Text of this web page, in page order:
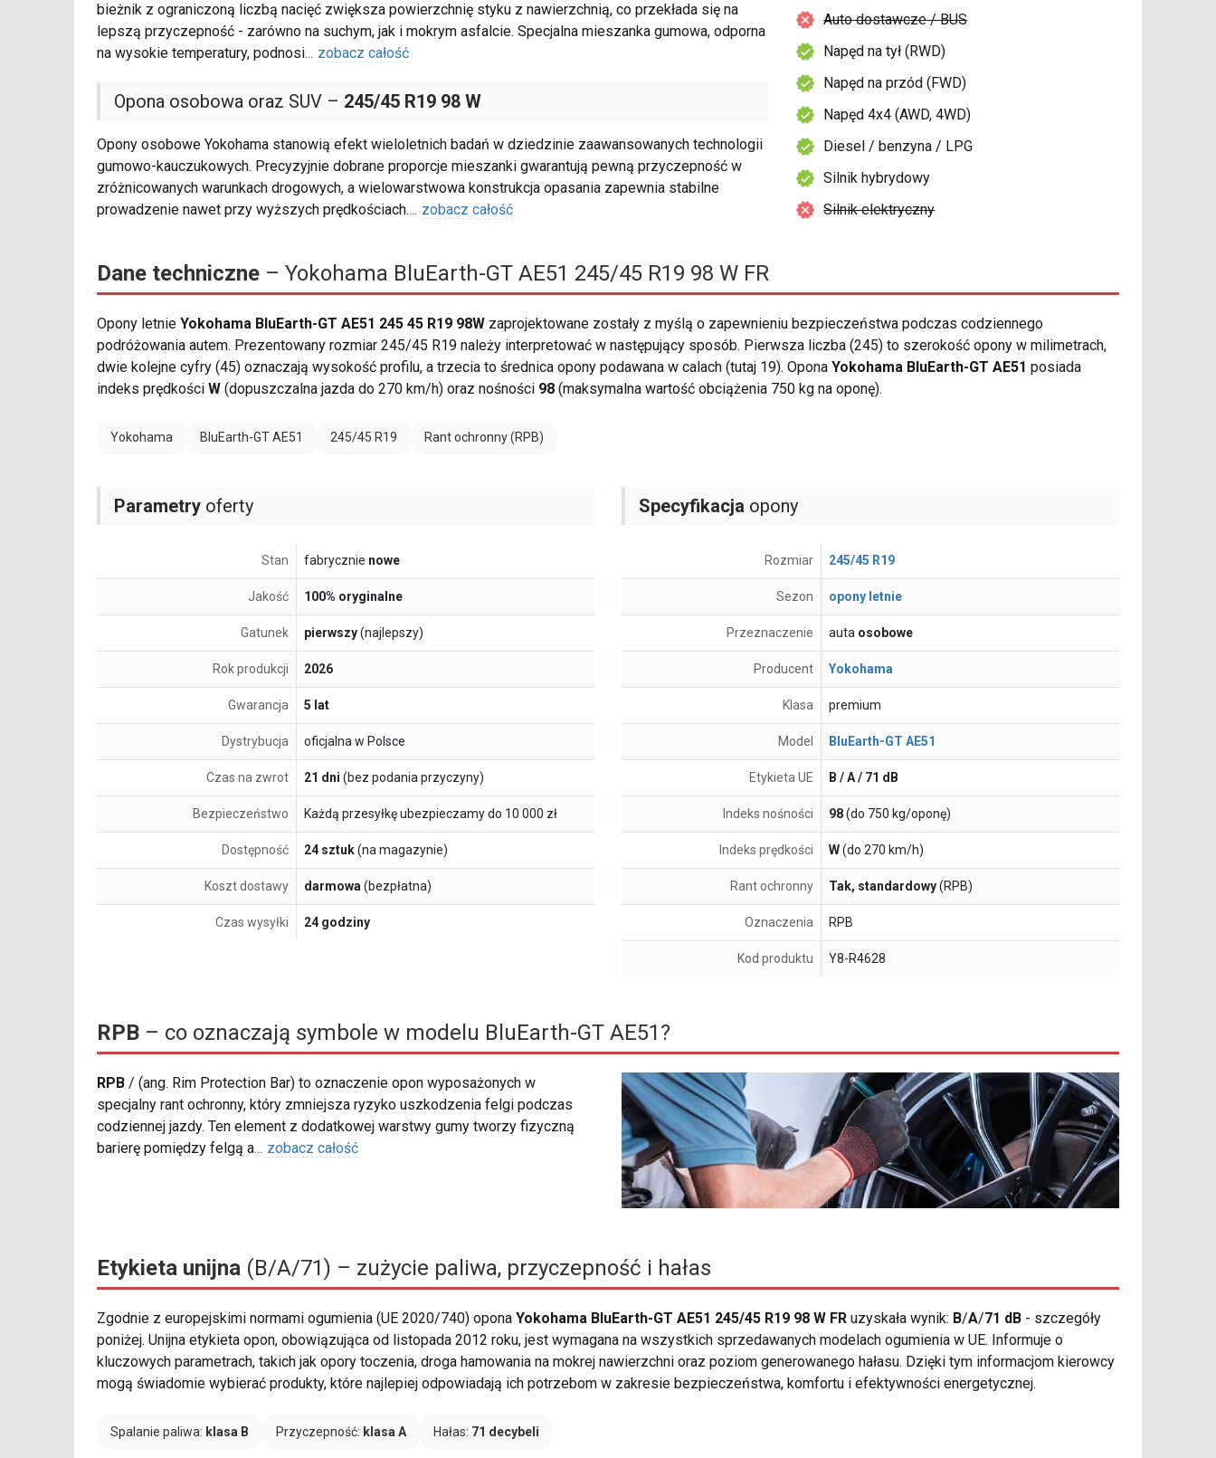
bieżnik z ograniczoną liczbą nacięć zwiększa powierzchnię styku z nawierzchnią, co przekłada się na
lepszą przyczepność - zarówno na suchym, jak i mokrym asfalcie. Specjalna mieszanka gumowa, odporna
na wysokie temperatury, podnosi... zobacz całość
Opona osobowa oraz SUV – 245/45 R19 98 W
Opony osobowe Yokohama stanowią efekt wieloletnich badań w dziedzinie zaawansowanych technologii
gumowo-kauczukowych. Precyzyjnie dobrane proporcje mieszanki gwarantują pewną przyczepność w
zróżnicowanych warunkach drogowych, a wielowarstwowa konstrukcja opasania zapewnia stabilne
prowadzenie nawet przy wyższych prędkościach.... zobacz całość
Auto dostawcze / BUS
Napęd na tył (RWD)
Napęd na przód (FWD)
Napęd 4x4 (AWD, 4WD)
Diesel / benzyna / LPG
Silnik hybrydowy
Silnik elektryczny
Dane techniczne – Yokohama BluEarth-GT AE51 245/45 R19 98 W FR
Opony letnie Yokohama BluEarth-GT AE51 245 45 R19 98W zaprojektowane zostały z myślą o zapewnieniu bezpieczeństwa podczas codziennego
podróżowania autem. Prezentowany rozmiar 245/45 R19 należy interpretować w następujący sposób. Pierwsza liczba (245) to szerokość opony w milimetrach,
dwie kolejne cyfry (45) oznaczają wysokość profilu, a trzecia to średnica opony podawana w calach (tutaj 19). Opona Yokohama BluEarth-GT AE51 posiada
indeks prędkości W (dopuszczalna jazda do 270 km/h) oraz nośności 98 (maksymalna wartość obciążenia 750 kg na oponę).
Yokohama BluEarth-GT AE51 245/45 R19 Rant ochronny (RPB)
Parametry oferty
Stan fabrycznie nowe
Jakość 100% oryginalne
Gatunek pierwszy(najlepszy)
Rok produkcji 2026
Gwarancja 5 lat
Dystrybucja oficjalna w Polsce
Czas na zwrot 21 dni (bez podania przyczyny)
Bezpieczeństwo Każdą przesyłkę ubezpieczamy do 10 000 zł
Dostępność 24 sztuk(na magazynie)
Koszt dostawy darmowa(bezpłatna)
Czas wysyłki 24 godziny
Specyfikacja opony
Rozmiar 245/45 R19
Sezon opony letnie
Przeznaczenie auta osobowe
Producent Yokohama
Klasa premium
Model BluEarth-GT AE51
Etykieta UE B / A / 71 dB
Indeks nośności 98(do 750 kg/oponę)
Indeks prędkości W(do 270 km/h)
Rant ochronny Tak, standardowy(RPB)
Oznaczenia RPB
Kod produktu Y8-R4628
RPB – co oznaczają symbole w modelu BluEarth-GT AE51?
RPB / (ang. Rim Protection Bar) to oznaczenie opon wyposażonych w
specjalny rant ochronny, który zmniejsza ryzyko uszkodzenia felgi podczas
codziennej jazdy. Ten element z dodatkowej warstwy gumy tworzy fizyczną
barierę pomiędzy felgą a... zobacz całość
Etykieta unijna (B/A/71) – zużycie paliwa, przyczepność i hałas
Zgodnie z europejskimi normami ogumienia (UE 2020/740) opona Yokohama BluEarth-GT AE51 245/45 R19 98 W FR uzyskała wynik: B/A/71 dB - szczegóły
poniżej. Unijna etykieta opon, obowiązująca od listopada 2012 roku, jest wymagana na wszystkich sprzedawanych modelach ogumienia w UE. Informuje o
kluczowych parametrach, takich jak opory toczenia, droga hamowania na mokrej nawierzchni oraz poziom generowanego hałasu. Dzięki tym informacjom kierowcy
mogą świadomie wybierać produkty, które najlepiej odpowiadają ich potrzebom w zakresie bezpieczeństwa, komfortu i efektywności energetycznej.
Spalanie paliwa: klasa B Przyczepność: klasa A Hałas: 71 decybeli